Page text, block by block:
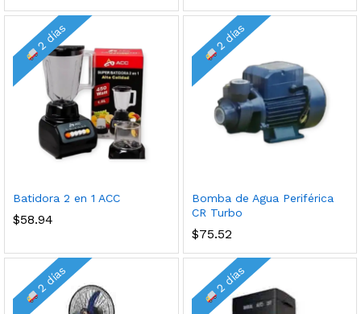
2 días
Batidora 2 en 1 ACC
$58.94
2 días
Bomba de Agua Periférica
CR Turbo
$75.52
2 días 2 días